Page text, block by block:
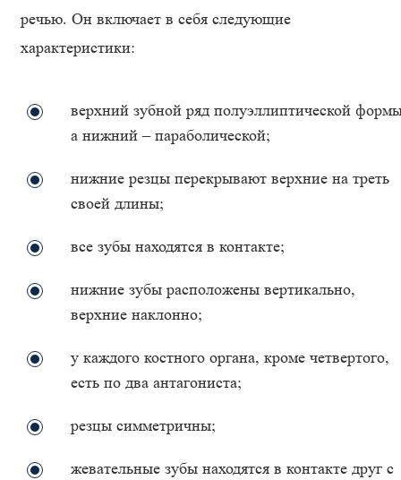
речью. Он включает в себя следующие
характеристики:
верхний зубной ряд полуэллиптической
а нижний – параболической;
нижние резцы перекрывают верхние на треть
своей длины;
все зубы находятся в контакте;
нижние зубы расположены вертикально,
верхние наклонно;
у каждого костного органа, кроме четвертого,
есть по два антагониста;
резцы симметричны;
жевательные зубы находятся в контакте друг с